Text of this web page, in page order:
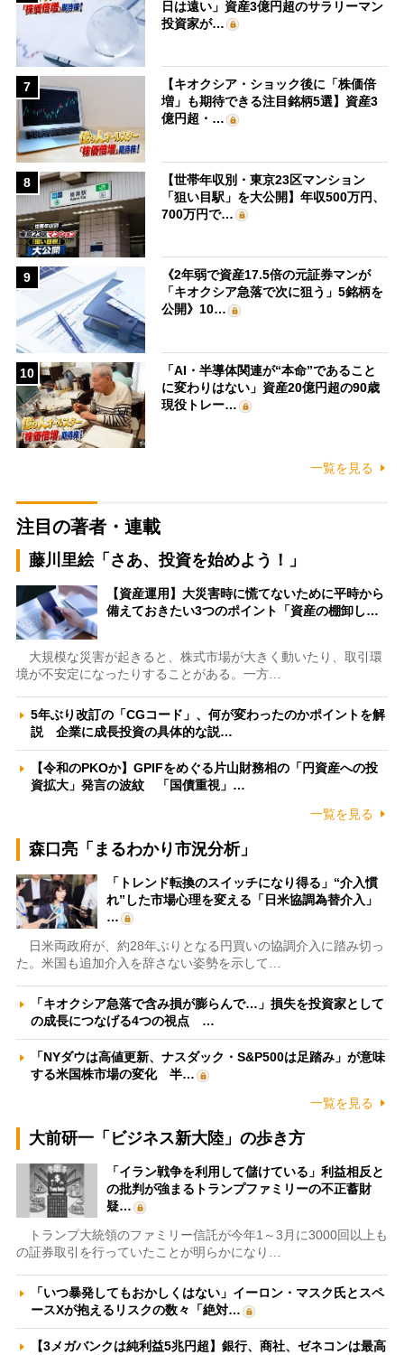
日は遠い」資産3億円超のサラリーマン
投資家が…
7
【キオクシア・ショック後に「株価倍
増」も期待できる注目銘柄5選】資産3
億円超・…
8
【世帯年収別・東京23区マンション
「狙い目駅」を大公開】年収500万円、
700万円で…
9
《2年弱で資産17.5倍の元証券マンが
「キオクシア急落で次に狙う」5銘柄を
公開》10…
10
「AI・半導体関連が“本命”であること
に変わりはない」資産20億円超の90歳
現役トレー…
一覧を見る
注目の著者・連載
藤川里絵「さあ、投資を始めよう！」
【資産運用】大災害時に慌てないために平時から
備えておきたい3つのポイント「資産の棚卸し…
大規模な災害が起きると、株式市場が大きく動いたり、取引環
境が不安定になったりすることがある。一方…
5年ぶり改訂の「CGコード」、何が変わったのかポイントを解
説 企業に成長投資の具体的な説…
【令和のPKOか】GPIFをめぐる片山財務相の「円資産への投
資拡大」発言の波紋 「国債重視」…
一覧を見る
森口亮「まるわかり市況分析」
「トレンド転換のスイッチになり得る」“介入慣
れ”した市場心理を変える「日米協調為替介入」
…
日米両政府が、約28年ぶりとなる円買いの協調介入に踏み切っ
た。米国も追加介入を辞さない姿勢を示して…
「キオクシア急落で含み損が膨らんで…」損失を投資家として
の成長につなげる4つの視点 …
「NYダウは高値更新、ナスダック・S&P500は足踏み」が意味
する米国株市場の変化 半…
一覧を見る
大前研一「ビジネス新大陸」の歩き方
「イラン戦争を利用して儲けている」利益相反と
の批判が強まるトランプファミリーの不正蓄財
疑…
トランプ大統領のファミリー信託が今年1～3月に3000回以上も
の証券取引を行っていたことが明らかになり…
「いつ暴発してもおかしくはない」イーロン・マスク氏とスペ
ースXが抱えるリスクの数々「絶対…
【3メガバンクは純利益5兆円超】銀行、商社、ゼネコンは最高